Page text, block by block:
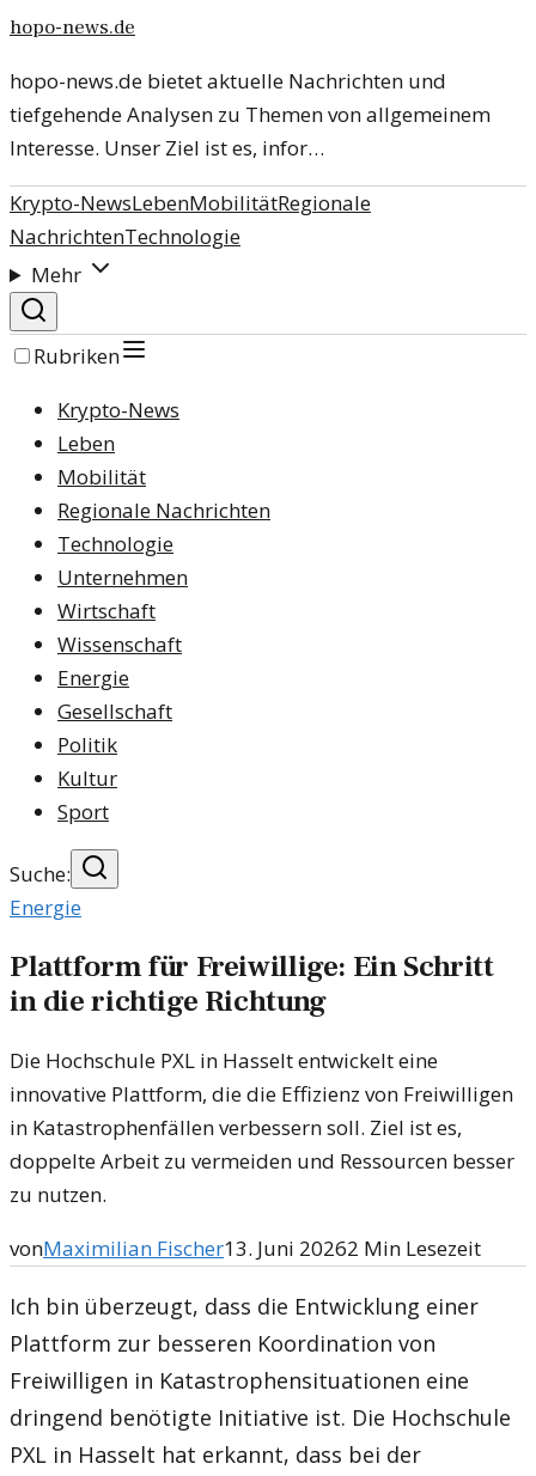
hopo-news.de
hopo-news.de bietet aktuelle Nachrichten und
tiefgehende Analysen zu Themen von allgemeinem
Interesse. Unser Ziel ist es, infor…
Krypto-NewsLebenMobilitätRegionale
NachrichtenTechnologie
Mehr
Rubriken
Krypto-News
Leben
Mobilität
Regionale Nachrichten
Technologie
Unternehmen
Wirtschaft
Wissenschaft
Energie
Gesellschaft
Politik
Kultur
Sport
Suche:
Energie
Plattform für Freiwillige: Ein Schritt
in die richtige Richtung
Die Hochschule PXL in Hasselt entwickelt eine
innovative Plattform, die die Effizienz von Freiwilligen
in Katastrophenfällen verbessern soll. Ziel ist es,
doppelte Arbeit zu vermeiden und Ressourcen besser
zu nutzen.
vonMaximilian Fischer13. Juni 20262 Min Lesezeit
Ich bin überzeugt, dass die Entwicklung einer
Plattform zur besseren Koordination von
Freiwilligen in Katastrophensituationen eine
dringend benötigte Initiative ist. Die Hochschule
PXL in Hasselt hat erkannt, dass bei der